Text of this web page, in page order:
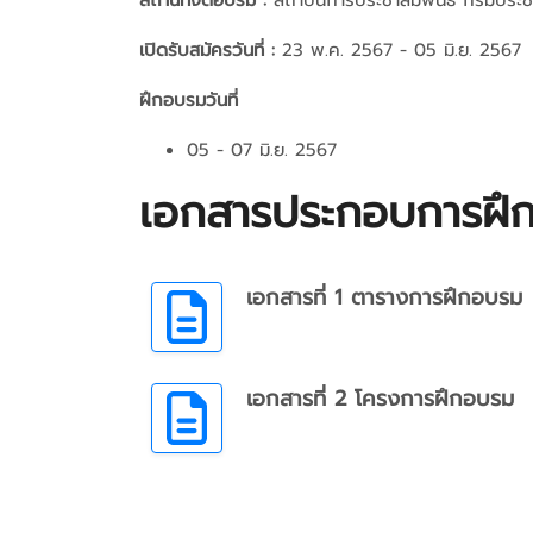
เปิดรับสมัครวันที่ : 23 พ.ค. 2567 - 05 มิ.ย. 2567
ฝึกอบรมวันที่
05 - 07 มิ.ย. 2567
เอกสารประกอบการ
เอกสารที่ 1 ตารางการฝึกอบรม
เอกสารที่ 2 โครงการฝึกอบรม